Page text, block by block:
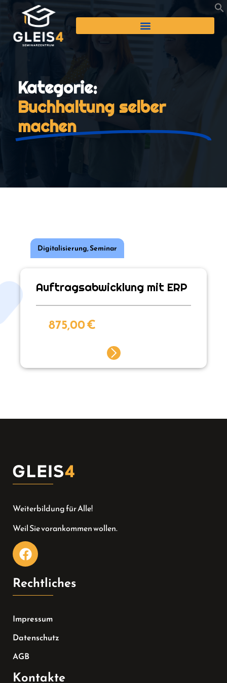
Kategorie:
Buchhaltung selber
machen
Digitalisierung,Seminar
Auftragsabwicklung mit ERP
875,00€
Weiterbildung für Alle!
Weil Sie vorankommen wollen.
Rechtliches
Impressum
Datenschutz
AGB
Kontakte